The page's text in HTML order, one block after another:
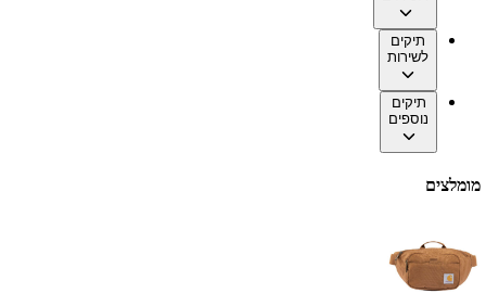
תיקים
לשירות
תיקים
נוספים
מומלצים